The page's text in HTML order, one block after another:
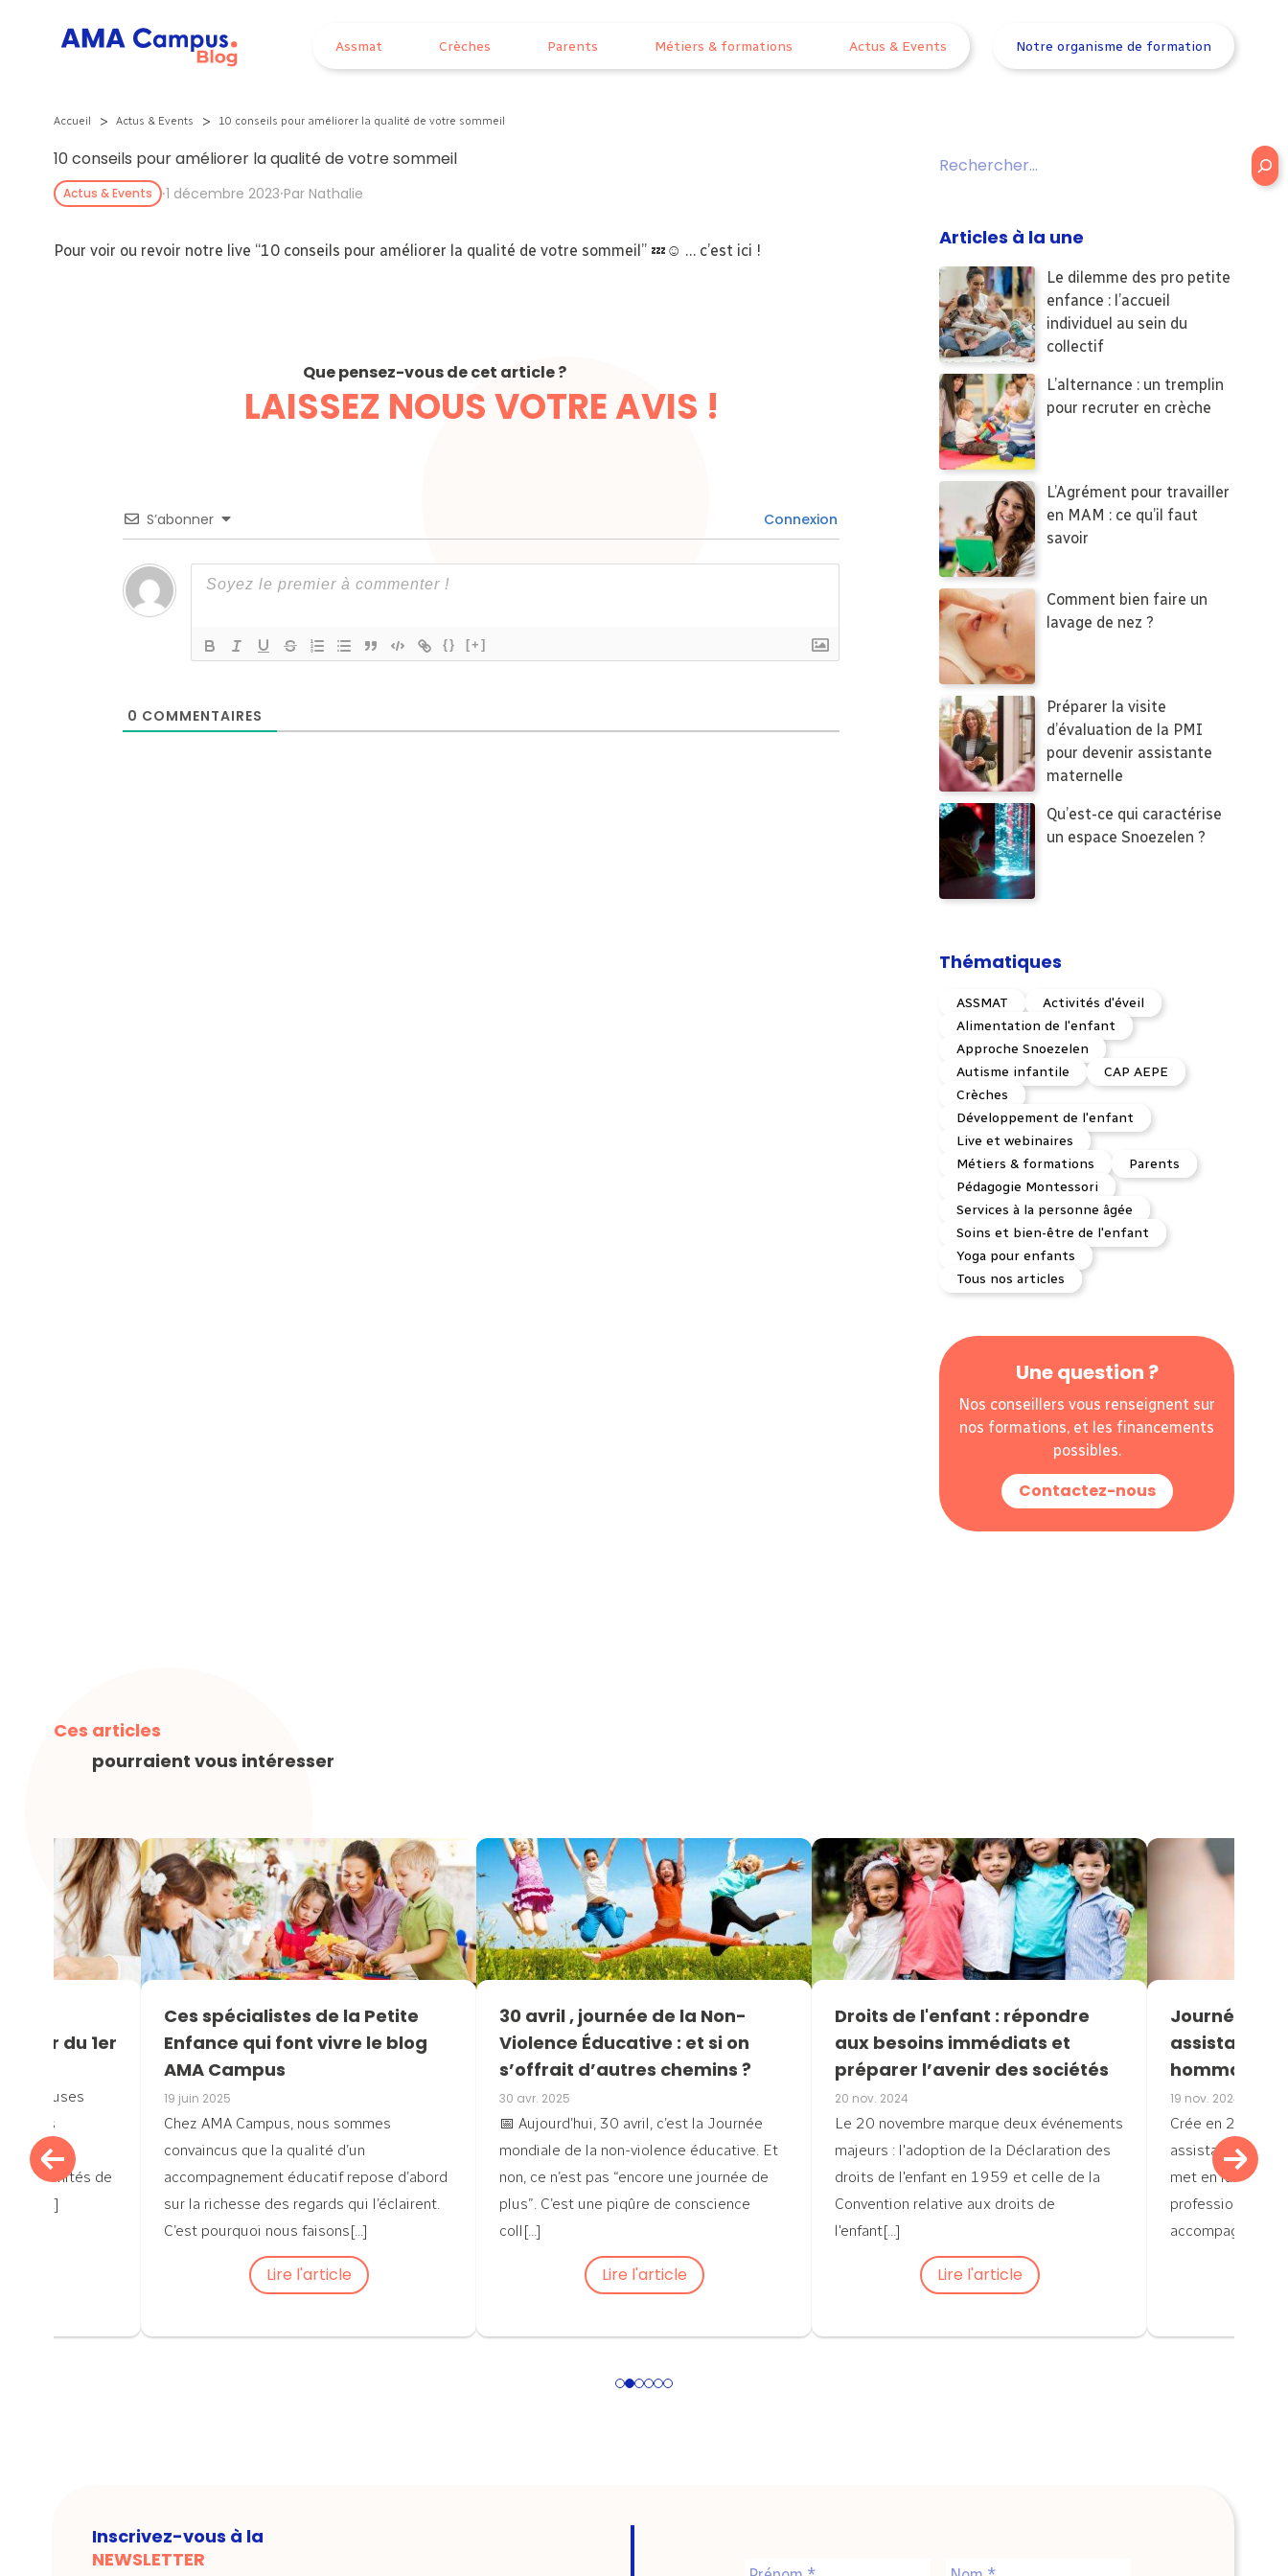
Assmat Crèches Parents Métiers & formations Actus & Events Notre organisme de formation
Accueil > Actus & Events > 10 conseils pour améliorer la qualité de votre sommeil
10 conseils pour améliorer la qualité de votre sommeil
Actus & Events ⸱1 décembre 2023⸱Par Nathalie
Pour voir ou revoir notre live “10 conseils pour améliorer la qualité de votre sommeil” 💤☺️ … c’est ici !
Que pensez-vous de cet article ?
LAISSEZ NOUS VOTRE AVIS !
S’abonner Connexion
{} [+]
0 COMMENTAIRES
Rechercher
Articles à la une
Le dilemme des pro petite
enfance : l’accueil
individuel au sein du
collectif
L’alternance : un tremplin
pour recruter en crèche
L’Agrément pour travailler
en MAM : ce qu’il faut
savoir
Comment bien faire un
lavage de nez ?
Préparer la visite
d’évaluation de la PMI
pour devenir assistante
maternelle
Qu’est-ce qui caractérise
un espace Snoezelen ?
Thématiques
ASSMAT
Activités d'éveil
Alimentation de l'enfant
Approche Snoezelen
Autisme infantile
CAP AEPE
Crèches
Développement de l'enfant
Live et webinaires
Métiers & formations
Parents
Pédagogie Montessori
Services à la personne âgée
Soins et bien-être de l'enfant
Yoga pour enfants
Tous nos articles
Une question ?
Nos conseillers vous renseignent sur
nos formations, et les financements
possibles.
Contactez-nous
Ces articles
pourraient vous intéresser
du 1er
du
de
Ces spécialistes de la Petite
Enfance qui font vivre le blog
AMA Campus
19 juin 2025
Chez AMA Campus, nous sommes
convaincus que la qualité d’un
accompagnement éducatif repose d’abord
sur la richesse des regards qui l’éclairent.
C’est pourquoi nous faisons[...]
Lire l'article
30 avril , journée de la Non-
Violence Éducative : et si on
s’offrait d’autres chemins ?
30 avr. 2025
📅 Aujourd’hui, 30 avril, c’est la Journée
mondiale de la non-violence éducative. Et
non, ce n’est pas “encore une journée de
plus”. C’est une piqûre de conscience
coll[...]
Lire l'article
Droits de l'enfant : répondre
aux besoins immédiats et
préparer l’avenir des sociétés
20 nov. 2024
Le 20 novembre marque deux événements
majeurs : l'adoption de la Déclaration des
droits de l'enfant en 1959 et celle de la
Convention relative aux droits de
l'enfant[...]
Lire l'article
Journée
assistantes
hommage à
19 nov. 2024
Crée en 2005, la
assistants
met en lumière
professionnels
accompagnent
123456
Inscrivez-vous à la
NEWSLETTER